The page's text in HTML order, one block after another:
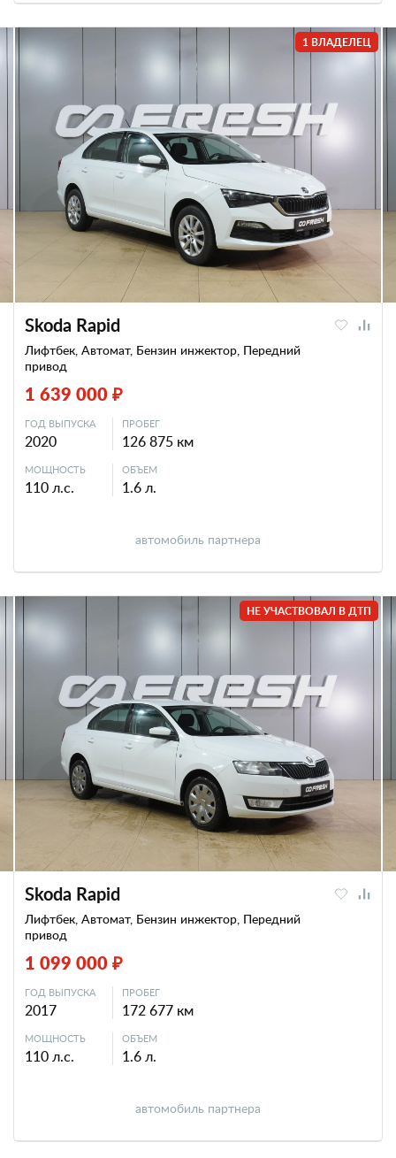
1 ВЛАДЕЛЕЦ
Skoda Rapid
Лифтбек, Автомат, Бензин инжектор, Передний
привод
1 639 000 ₽
ГОД ВЫПУСКА
2020
ПРОБЕГ
126 875 км
МОЩНОСТЬ
110 л.с.
ОБЪЕМ
1.6 л.
автомобиль партнера
НЕ УЧАСТВОВАЛ В ДТП
Skoda Rapid
Лифтбек, Автомат, Бензин инжектор, Передний
привод
1 099 000 ₽
ГОД ВЫПУСКА
2017
ПРОБЕГ
172 677 км
МОЩНОСТЬ
110 л.с.
ОБЪЕМ
1.6 л.
автомобиль партнера